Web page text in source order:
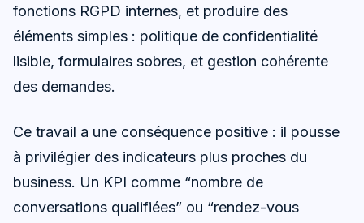
fonctions RGPD internes, et produire des
éléments simples : politique de confidentialité
lisible, formulaires sobres, et gestion cohérente
des demandes.
Ce travail a une conséquence positive : il pousse
à privilégier des indicateurs plus proches du
business. Un KPI comme “nombre de
conversations qualifiées” ou “rendez-vous